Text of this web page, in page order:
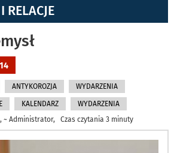
RELACJE
ANTYKOROZJA WYDARZENIA
KALENDARZ
WYDARZENIA
~ Administrator, Czas czytania 3 minuty